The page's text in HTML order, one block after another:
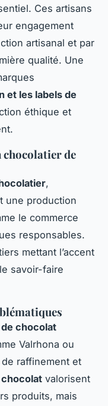
Ces artisans
engagement
artisanal et par
qualité. Une
et les labels de
éthique et
de
,
une production
le commerce
responsables.
mettant l’accent
savoir-faire
chocolat
Valrhona ou
raffinement et
valorisent
produits, mais